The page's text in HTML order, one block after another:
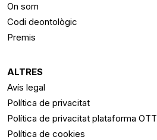
On som
Codi deontològic
Premis
ALTRES
Avís legal
Política de privacitat
Política de privacitat plataforma OTT
Política de cookies